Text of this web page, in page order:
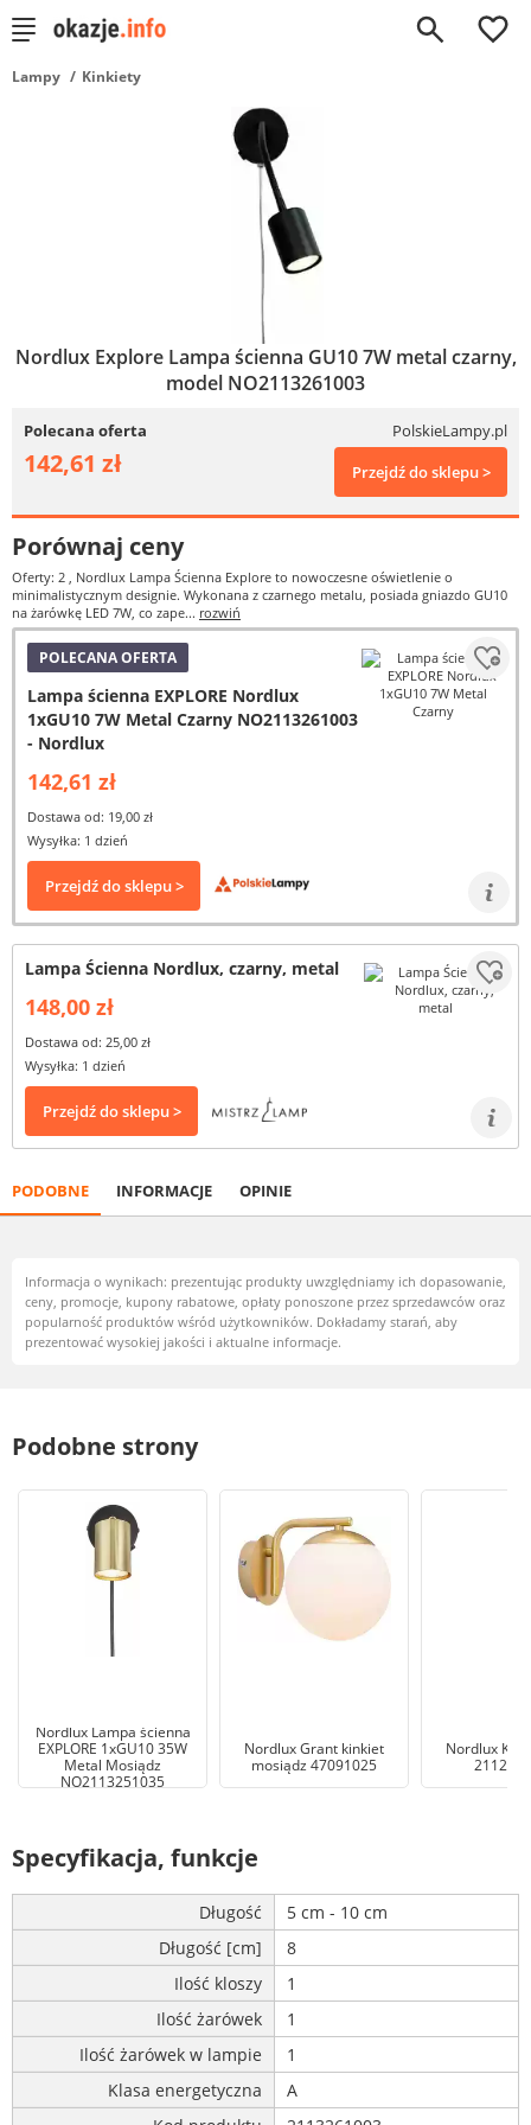
0
Lampy Kinkiety
Nordlux Explore Lampa ścienna GU10 7W metal czarny,
model NO2113261003
Polecana oferta PolskieLampy.pl
142,61 zł Przejdź do sklepu >
Porównaj ceny
Oferty: 2 , Nordlux Lampa Ścienna Explore to nowoczesne oświetlenie o
minimalistycznym designie. Wykonana z czarnego metalu, posiada gniazdo GU10
na żarówkę LED 7W, co zape... rozwiń
POLECANA OFERTA
Lampa ścienna EXPLORE Nordlux
1xGU10 7W Metal Czarny NO2113261003
- Nordlux
142,61 zł
Dostawa od: 19,00 zł
Wysyłka: 1 dzień
Przejdź do sklepu >
Lampa Ścienna Nordlux, czarny, metal
148,00 zł
Dostawa od: 25,00 zł
Wysyłka: 1 dzień
Przejdź do sklepu >
PODOBNE INFORMACJE OPINIE
Informacja o wynikach: prezentując produkty uwzględniamy ich dopasowanie,
ceny, promocje, kupony rabatowe, opłaty ponoszone przez sprzedawców oraz
popularność produktów wśród użytkowników. Dokładamy starań, aby
prezentować wysokiej jakości i aktualne informacje.
Podobne strony
Nordlux Lampa ścienna
EXPLORE 1xGU10 35W
Metal Mosiądz
NO2113251035
Nordlux Grant kinkiet
mosiądz 47091025
Nordlux
Specyfikacja, funkcje
Długość
5 cm - 10 cm
Długość [cm]
8
Ilość kloszy
1
Ilość żarówek
1
Ilość żarówek w lampie
1
Klasa energetyczna
A